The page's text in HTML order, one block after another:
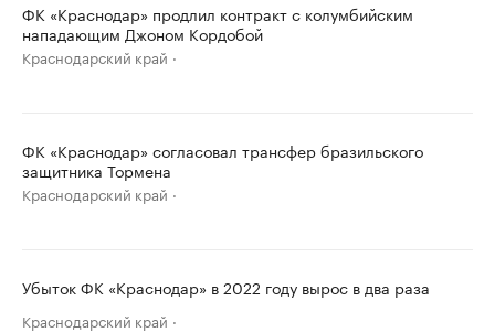
ФК «Краснодар» продлил контракт с колумбийским
нападающим Джоном Кордобой
Краснодарский край
ФК «Краснодар» согласовал трансфер бразильского
защитника Тормена
Краснодарский край
Убыток ФК «Краснодар» в 2022 году вырос в два раза
Краснодарский край